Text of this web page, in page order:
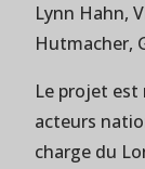
Lynn Hahn,
Hutmacher,
Le projet est
acteurs
charge du